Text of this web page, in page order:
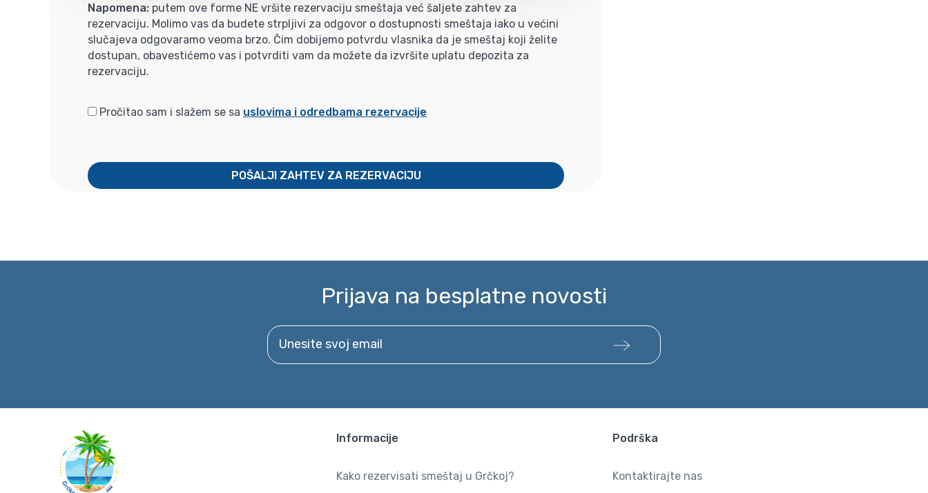
Napomena: putem ove forme NE vršite rezervaciju smeštaja već šaljete zahtev za
rezervaciju. Molimo vas da budete strpljivi za odgovor o dostupnosti smeštaja iako u većini
slučajeva odgovaramo veoma brzo. Čim dobijemo potvrdu vlasnika da je smeštaj koji želite
dostupan, obavestićemo vas i potvrditi vam da možete da izvršite uplatu depozita za
rezervaciju.
Pročitao sam i slažem se sa uslovima i odredbama rezervacije
POŠALJI ZAHTEV ZA REZERVACIJU
Prijava na besplatne novosti
Unesite svoj email
Informacije
Kako rezervisati smeštaj u Grčkoj?
Podrška
Kontaktirajte nas